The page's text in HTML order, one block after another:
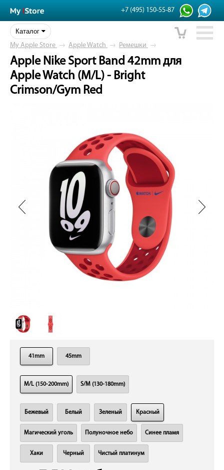
+7 (495) 150-55-87
Каталог
My Apple Store → Apple Watch → Ремешки →
Apple Nike Sport Band 42mm для
Apple Watch (M/L) - Bright
Crimson/Gym Red
41mm 45mm
M/L (150-200mm) S/M (130-180mm)
Бежевый Белый Зеленый Красный
Магический уголь Полуночное небо Синее пламя
Хаки Черный Чистый платинум